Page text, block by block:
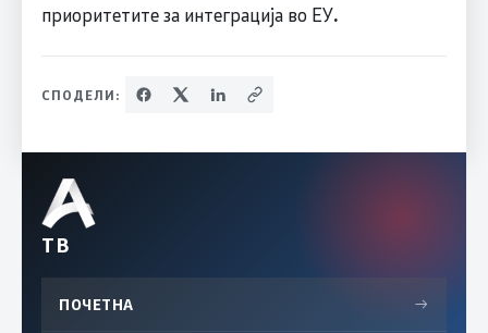
приоритетите за интеграција во ЕУ.
СПОДЕЛИ:
ТВ
ПОЧЕТНА →